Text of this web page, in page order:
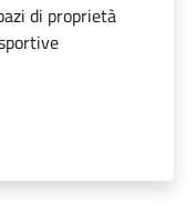
di proprietà